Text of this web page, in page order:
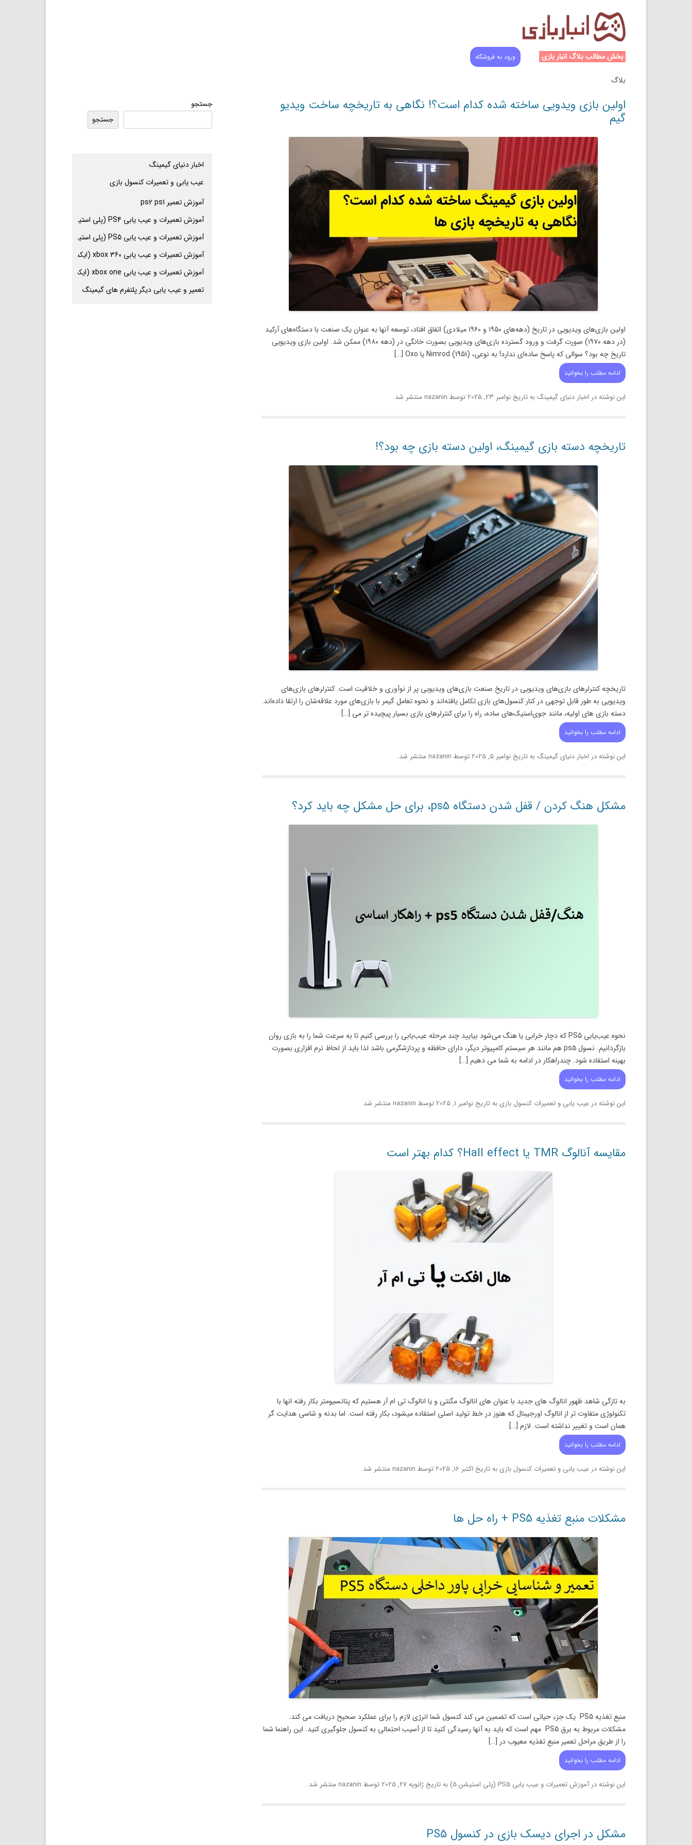
بخش مطالب بلاگ انبار بازی ورود به فروشگاه
بلاگ
اولین بازی ویدویی ساخته شده کدام است؟! نگاهی به تاریخچه ساخت ویدیو
گیم
اولین بازی‌های ویدیویی در تاریخ (دهه‌های ۱۹۵۰ و ۱۹۶۰ میلادی) اتفاق افتاد، توسعه آنها به عنوان یک صنعت با دستگاه‌های آرکید
(در دهه ۱۹۷۰) صورت گرفت و ورود گسترده بازی‌های ویدیویی بصورت خانگی در (دهه ۱۹۸۰) ممکن شد. اولین بازی ویدیویی
تاریخ چه بود؟ سوالی که پاسخ ساده‌ای ندارد! به نوعی، Nimrod (1951) یا Oxo […]
ادامه مطلب را بخوانید
این نوشته در اخبار دنیای گیمینگبه تاریخ نوامبر 23, 2025 توسط nazanin منتشر شد.
تاریخچه دسته بازی گیمینگ، اولین دسته بازی چه بود؟!
تاریخچه کنترلرهای بازی‌های ویدیویی در تاریخ صنعت بازی‌های ویدیویی پر از نوآوری و خلاقیت است. کنترلرهای بازی‌های
ویدیویی به طور قابل توجهی در کنار کنسول‌های بازی تکامل یافته‌اند و نحوه تعامل گیمر با بازی‌های مورد علاقه‌شان را ارتقا داده‌اند.
دسته بازی های اولیه، مانند جوی‌استیک‌های ساده، راه را برای کنترلرهای بازی بسیار پیچیده تر می […]
ادامه مطلب را بخوانید
این نوشته در اخبار دنیای گیمینگبه تاریخ نوامبر 5, 2025 توسط nazanin منتشر شد.
مشکل هنگ کردن / قفل شدن دستگاه ps5، برای حل مشکل چه باید کرد؟
نحوه عیب‌یابی PS5 که دچار خرابی یا هنگ می‌شود بیایید چند مرحله عیب‌یابی را بررسی کنیم تا به سرعت شما را به بازی روان
بازگردانیم. نسول ps5 هم مانند هر سیستم کامپیوتر دیگر، دارای حافظه و پردازشگرمی باشد لذا باید از لحاظ نرم افزاری بصورت
بهینه استفاده شود. چندراهکار در ادامه به شما می دهیم […]
ادامه مطلب را بخوانید
این نوشته در عیب یابی و تعمیرات کنسول بازیبه تاریخ نوامبر 1, 2025 توسط nazanin منتشر شد.
مقایسه آنالوگ TMR یا Hall effect؟ کدام بهتر است
به تازگی شاهد ظهور انالوگ های جدید با عنوان های انالوگ مگنتی و یا انالوگ تی ام آر هستیم که پتانسیومتر بکار رفته انها با
تکنولوژی متفاوت تر از انالوگ اورجیبنال که هنوز در خط تولید اصلی استفاده میشود، بکار رفته است. اما بدنه و شاسی هدایت گر
همان است و تغییر نداشته است. لازم […]
ادامه مطلب را بخوانید
این نوشته در عیب یابی و تعمیرات کنسول بازیبه تاریخ اکتبر 16, 2025 توسط nazanin منتشر شد.
مشکلات منبع تغذیه PS5 + راه حل ها
منبع تغذیه PS5 یک جزء حیاتی است که تضمین می کند کنسول شما انرژی لازم را برای عملکرد صحیح دریافت می کند.
مشکلات مربوط به برق PS5 مهم است که باید به آنها رسیدگی کنید تا از آسیب احتمالی به کنسول جلوگیری کنید. این راهنما شما
را از طریق مراحل تعمیر منبع تغذیه معیوب در […]
ادامه مطلب را بخوانید
این نوشته در آموزش تعمیرات و عیب یابی PS5 (پلی استیشن 5) به تاریخ ژانویه 27, 2025 توسط nazanin منتشر شد.
مشکل در اجرای دیسک بازی در کنسول PS5
جستجو
جستجو
اخبار دنیای گیمینگ
عیب یابی و تعمیرات کنسول بازی
آموزش تعمیر ps2 ps1
آموزش تعمیرات و عیب یابی PS4 (پلی استیشن 4
آموزش تعمیرات و عیب یابی PS5 (پلی استیشن 5
آموزش تعمیرات و عیب یابی xbox 360 (ایکس باکس 360
آموزش تعمیرات و عیب یابی xbox one (ایکس باکس وان
تعمیر و عیب یابی دیگر پلتفرم های گیمینگ